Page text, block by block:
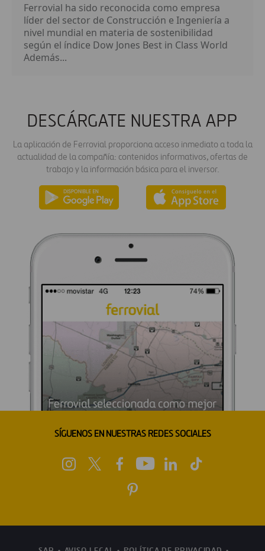
Ferrovial ha sido reconocida como empresa
líder del sector de Construcción e Ingeniería a
nivel mundial en materia de sostenibilidad
según el índice Dow Jones Best in Class World
Además...
DESCÁRGATE NUESTRA APP
La aplicación de Ferrovial proporciona acceso inmediato a toda la
actualidad de la compañía: contenidos informativos, ofertas de
trabajo y la información básica para el inversor.
SÍGUENOS EN NUESTRAS REDES SOCIALES